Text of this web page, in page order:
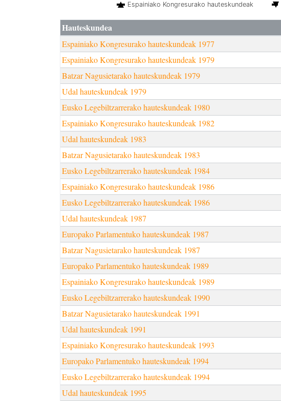
Espainiako Kongresurako hauteskundeak
Hauteskundea
Espainiako Kongresurako hauteskundeak 1977
Espainiako Kongresurako hauteskundeak 1979
Batzar Nagusietarako hauteskundeak 1979
Udal hauteskundeak 1979
Eusko Legebiltzarrerako hauteskundeak 1980
Espainiako Kongresurako hauteskundeak 1982
Udal hauteskundeak 1983
Batzar Nagusietarako hauteskundeak 1983
Eusko Legebiltzarrerako hauteskundeak 1984
Espainiako Kongresurako hauteskundeak 1986
Eusko Legebiltzarrerako hauteskundeak 1986
Udal hauteskundeak 1987
Europako Parlamentuko hauteskundeak 1987
Batzar Nagusietarako hauteskundeak 1987
Europako Parlamentuko hauteskundeak 1989
Espainiako Kongresurako hauteskundeak 1989
Eusko Legebiltzarrerako hauteskundeak 1990
Batzar Nagusietarako hauteskundeak 1991
Udal hauteskundeak 1991
Espainiako Kongresurako hauteskundeak 1993
Europako Parlamentuko hauteskundeak 1994
Eusko Legebiltzarrerako hauteskundeak 1994
Udal hauteskundeak 1995